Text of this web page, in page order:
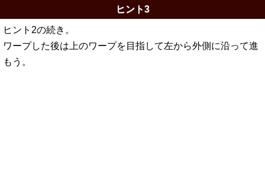
ヒント3
ヒント2の続き。
ワープした後は上のワープを目指して左から外側に沿って進
もう。